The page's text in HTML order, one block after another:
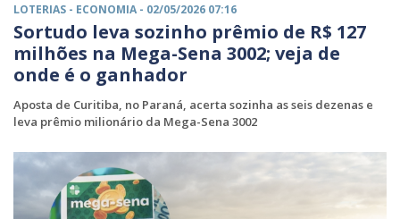
LOTERIAS - ECONOMIA - 02/05/2026 07:16
Sortudo leva sozinho prêmio de R$ 127
milhões na Mega-Sena 3002; veja de
onde é o ganhador
Aposta de Curitiba, no Paraná, acerta sozinha as seis dezenas e
leva prêmio milionário da Mega-Sena 3002